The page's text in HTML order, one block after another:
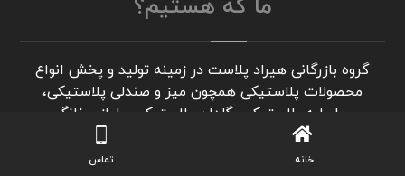
ما که هستیم؟
گروه بازرگانی هیراد پلاست در زمینه تولید و پخش انواع
محصولات پلاستیکی همچون میز و صندلی پلاستیکی،
چهارپایه پلاستیکی، گلدان پلاستیکی و لوازم خانگی
پلاستیکی فعالیت می نماید. این مجموعه تلاش می کند
مسیری هموار برای انجام معاملات تجاری در این حوزه برای
خانه تماس